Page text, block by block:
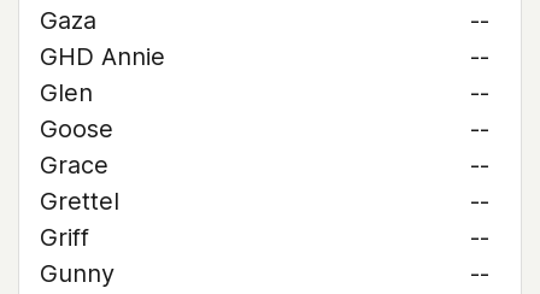
Gaza
--
GHD Annie
--
Glen
--
Goose
--
Grace
--
Grettel
--
Griff
--
Gunny
--